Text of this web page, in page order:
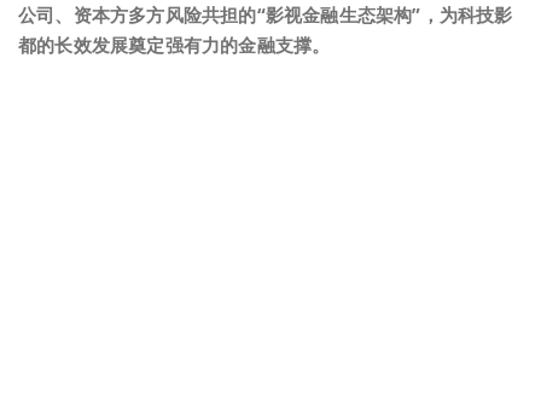
公司、资本方多方风险共担的“影视金融生态架构”，为科技影
都的长效发展奠定强有力的金融支撑。